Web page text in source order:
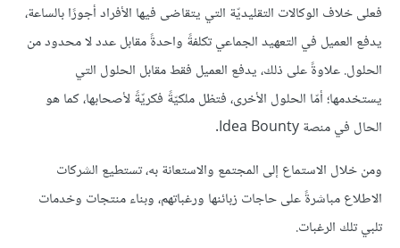
فعلى خلاف الوكالات التقليديّة التي يتقاضى فيها الأفراد أجورًا بالساعة،
يدفع العميل في التعهيد الجماعي تكلفةً واحدةً مقابل عدد لا محدود من
الحلول. علاوةً على ذلك، يدفع العميل فقط مقابل الحلول التي
يستخدمها؛ أمّا الحلول الأخرى، فتظل ملكيّةً فكريّةً لأصحابها، كما هو
الحال في منصة Idea Bounty.
ومن خلال الاستماع إلى المجتمع والاستعانة به، تستطيع الشركات
الاطلاع مباشرةً على حاجات زبائنها ورغباتهم، وبناء منتجات وخدمات
تلبي تلك الرغبات.